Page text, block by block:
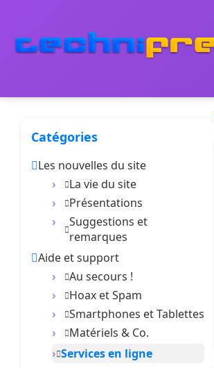
Catégories
Les nouvelles du site
La vie du site
Présentations
Suggestions et
remarques
Aide et support
Au secours !
Hoax et Spam
Smartphones et Tablettes
Matériels & Co.
Services en ligne